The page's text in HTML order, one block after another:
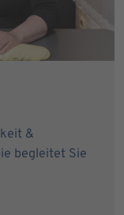
&
begleitet Sie